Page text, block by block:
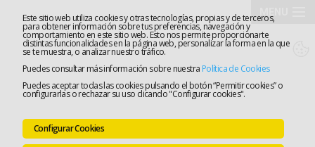
Este sitio web utiliza cookies y otras tecnologías, propias y de terceros,
para obtener información sobre tus preferencias, navegación y
comportamiento en este sitio web. Esto nos permite proporcionarte
distintas funcionalidades en la página web, personalizar la forma en la que
se te muestra, o analizar nuestro tráfico.
Puedes consultar más información sobre nuestra Política de Cookies
Puedes aceptar todas las cookies pulsando el botón “Permitir cookies” o
configurarlas o rechazar su uso clicando "Configurar cookies".
Configurar Cookies
Elkargoa